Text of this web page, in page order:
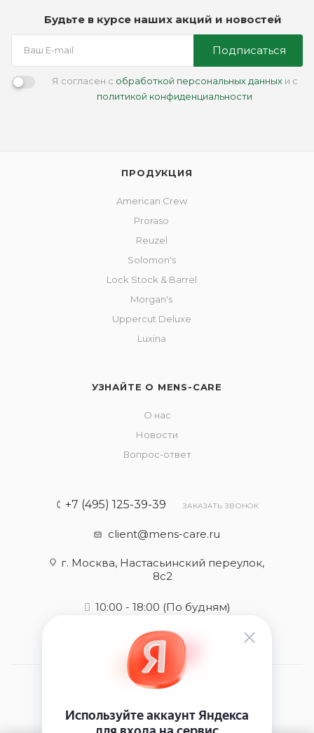
Будьте в курсе наших акций и новостей
Подписаться
Я согласен с обработкой персональных данныхи с
политикой конфиденциальности
ПРОДУКЦИЯ
American Crew
Proraso
Reuzel
Solomon's
Lock Stock & Barrel
Morgan's
Uppercut Deluxe
Luxina
УЗНАЙТЕ О MENS-CARE
О нас
Новости
Вопрос-ответ
+7 (495) 125-39-39 ЗАКАЗАТЬ ЗВОНОК
client@mens-care.ru
г. Москва, Настасьинский переулок,
8с2
10:00 - 18:00 (По будням)
2026 © Mens-care - интернет-магазин